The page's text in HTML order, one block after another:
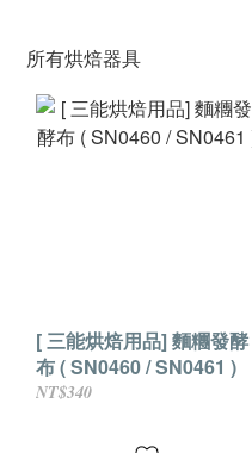
所有烘焙器具
[ 三能烘焙用品] 麵糰發酵
布 ( SN0460 / SN0461 )
NT$340